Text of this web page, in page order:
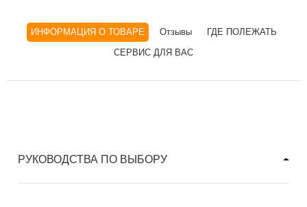
ИНФОРМАЦИЯ О ТОВАРЕ Отзывы
ГДЕ ПОЛЕЖАТЬ
СЕРВИС ДЛЯ ВАС
РУКОВОДСТВА ПО ВЫБОРУ